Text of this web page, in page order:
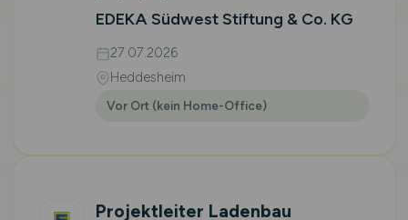
EDEKA Südwest Stiftung & Co. KG
27.07.2026
Heddesheim
Vor Ort (kein Home-Office)
Projektleiter Ladenbau